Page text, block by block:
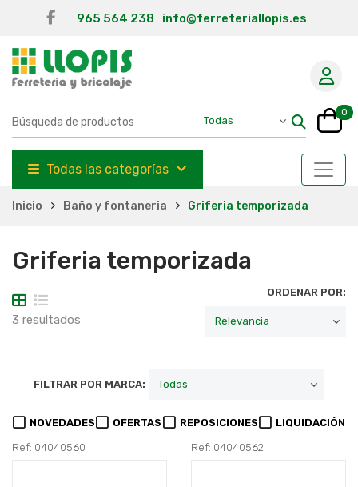
965 564 238 info@ferreteriallopis.es
0
Todas las categorías
Inicio Baño y fontaneria Griferia temporizada
Griferia temporizada
3 resultados
ORDENAR POR:
FILTRAR POR MARCA:
NOVEDADES OFERTAS REPOSICIONES LIQUIDACIÓN
Ref: 04040560 Ref: 04040562